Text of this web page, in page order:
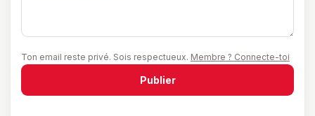
Ton email reste privé. Sois respectueux. Membre ? Connecte-toi
Publier